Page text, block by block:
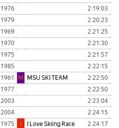
1976 2:19:03
1979 2:20:23
1969 2:21:25
1970 2:21:30
1975 2:21:57
1985 2:22:15
1961 M MSU SKI TEAM 2:22:50
1977 2:22:50
2003 2:23:04
2004 2:24:15
1975 I Love Skiing Race 2:24:17